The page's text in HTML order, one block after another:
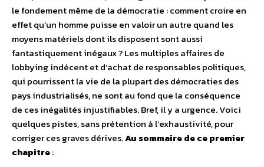
le fondement même de la démocratie : comment croire en
effet qu’un homme puisse en valoir un autre quand les
moyens matériels dont ils disposent sont aussi
fantastiquement inégaux ? Les multiples affaires de
lobbying indécent et d’achat de responsables politiques,
qui pourrissent la vie de la plupart des démocraties des
pays industrialisés, ne sont au fond que la conséquence
de ces inégalités injustifiables. Bref, il y a urgence. Voici
quelques pistes, sans prétention à l’exhaustivité, pour
corriger ces graves dérives.Au sommaire de ce premier
chapitre: